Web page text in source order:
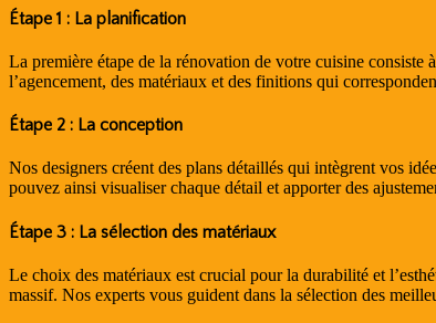
Étape 1 : La planification
La première étape de la rénovation de votre cuisine
l’agencement, des matériaux et des finitions qui
Étape 2 : La conception
Nos designers créent des plans détaillés qui intègrent vos
pouvez ainsi visualiser chaque détail et apporter des
Étape 3 : La sélection des matériaux
Le choix des matériaux est crucial pour la durabilité et
massif. Nos experts vous guident dans la sélection des